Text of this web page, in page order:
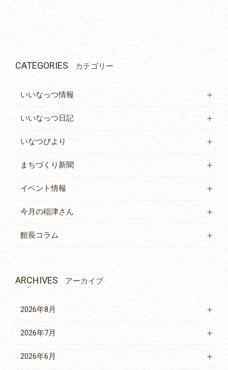
CATEGORIES カテゴリー
いいなっつ情報
いいなっつ日記
いなつびより
まちづくり新聞
イベント情報
今月の稲津さん
館長コラム
ARCHIVES アーカイブ
2026年8月
2026年7月
2026年6月